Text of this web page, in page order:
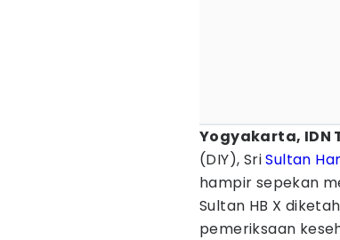
Yogyakarta, IDN
(DIY), SriSultan
hampir sepekan
Sultan HB X
pemeriksaan